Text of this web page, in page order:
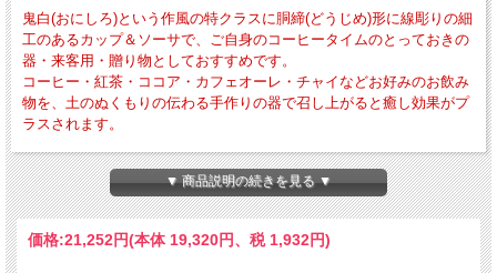
鬼白(おにしろ)という作風の特クラスに胴締(どうじめ)形に線彫りの細
工のあるカップ＆ソーサで、ご自身のコーヒータイムのとっておきの
器・来客用・贈り物としておすすめです。
コーヒー・紅茶・ココア・カフェオーレ・チャイなどお好みのお飲み
物を、土のぬくもりの伝わる手作りの器で召し上がると癒し効果がプ
ラスされます。
・外寸法-カップ-径約88mm×高さ約70mm ソーサ-径約150mm×高さ約28mm
・作品重量-カップ-約224g ソーサ-約321g ・満水容量-約200cc
・電子レンジ・食器洗浄乾燥機の使用OK 直火・ガスオーブンの使用はNG
当店ではこの器で一層美味しくお召し上がりいただくために、口当たり・持ちやす
▼ 商品説明の続きを見る ▼
価格:21,252円(本体 19,320円、税 1,932円)